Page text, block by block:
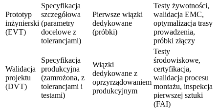
Prototyp
inżynierski
(EVT)
Specyfikacja
szczegółowa
(parametry
docelowe z
tolerancjami)
Pierwsze wiązki
dedykowane
(próbki)
Testy żywotności,
walidacja EMC,
optymalizacja trasy
prowadzenia,
próbki złączy
Walidacja
projektu
(DVT)
Specyfikacja
produkcyjna
(zamrożona, z
tolerancjami i
testami)
Wiązki
dedykowane z
oprzyrządowaniem
produkcyjnym
Testy
środowiskowe,
certyfikacja,
walidacja procesu
montażu, inspekcja
pierwszej sztuki
(FAI)